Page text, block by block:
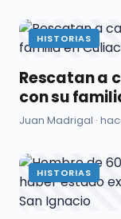
HISTORIAS
Rescatan a
con su
Juan Madrigal ·
HISTORIAS